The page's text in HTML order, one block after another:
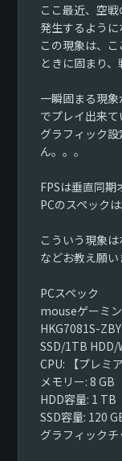
ここ最近、空
発生するように
この現象は、
ときに固まり、
一瞬固まる現
でプレイ出来て
グラフィック
ん。。。
FPSは垂直同期
PCのスペック
こういう現象
などお教え願い
PCスペック
mouseゲーミ
HKG7081S-
SSD/1TB HDD/
CPU: 【プレミ
メモリー: 8 GB
HDD容量: 1 TB
SSD容量: 120
グラフィック